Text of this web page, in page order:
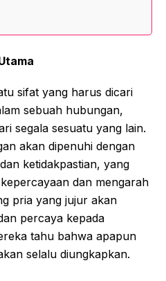
sifat yang harus dicari
sebuah hubungan,
segala sesuatu yang lain.
akan dipenuhi dengan
ketidakpastian, yang
dan mengarah
pria yang jujur akan
percaya kepada
tahu bahwa apapun
selalu diungkapkan.